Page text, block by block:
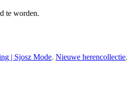
te worden.
| Sjosz Mode, Nieuwe herencollectie,